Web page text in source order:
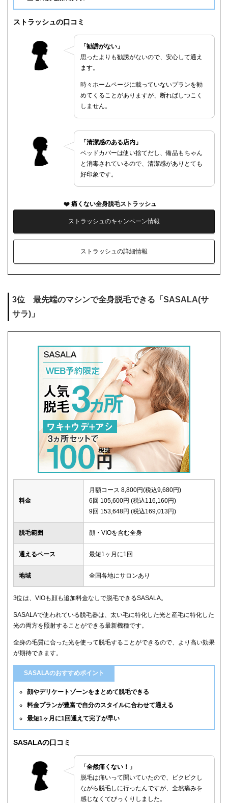
ストラッシュの口コミ
「勧誘がない」
思ったよりも勧誘がないので、安心して通え
ます。
時々ホームページに載っていないプランを勧
めてくることがありますが、断ればしつこく
しません。
「清潔感のある店内」
ベッドカバーは使い捨てだし、備品もちゃん
と消毒されているので、清潔感がありとても
好印象です。
痛くない全身脱毛ストラッシュ
ストラッシュのキャンペーン情報
ストラッシュの詳細情報
3位 最先端のマシンで全身脱毛できる「SASALA(サ
サラ)」
料金
月額コース 8,800円(税込9,680円)
6回 105,600円 (税込116,160円)
9回 153,648円 (税込169,013円)
脱毛範囲 顔・VIOを含む全身
通えるペース 最短1ヶ月に1回
地域 全国各地にサロンあり
3位は、VIOも顔も追加料金なしで脱毛できるSASALA。
SASALAで使われている脱毛器は、太い毛に特化した光と産毛に特化した
光の両方を照射することができる最新機種です。
全身の毛質に合った光を使って脱毛することができるので、より高い効果
が期待できます。
SASALAのおすすめポイント
顔やデリケートゾーンをまとめて脱毛できる
料金プランが豊富で自分のスタイルに合わせて通える
最短1ヶ月に1回通えて完了が早い
SASALAの口コミ
「全然痛くない！」
脱毛は痛いって聞いていたので、ビクビクし
ながら脱毛しに行ったんですが、全然痛みを
感じなくてびっくりしました。